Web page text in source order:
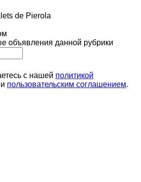
de Pierola
объявления данной рубрики
с нашей политикой
и пользовательским соглашением.